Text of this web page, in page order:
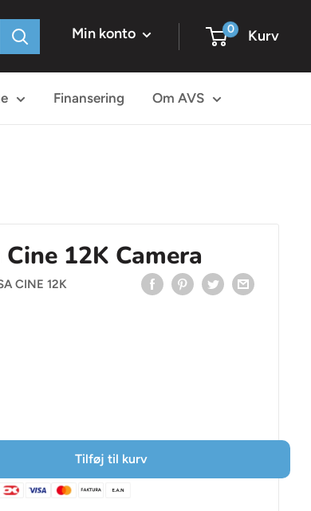
Min konto 0 Kurv
Finansering Om AVS
12K Camera
CINE 12K
Tilføj til kurv